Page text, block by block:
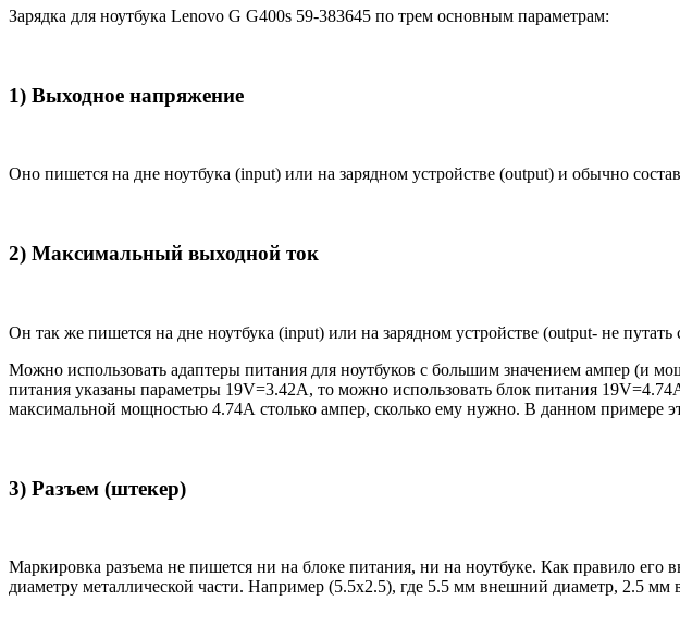
Зарядка для ноутбука Lenovo G G400s 59-383645 по трем основным параметрам:
1) Выходное напряжение
Оно пишется на дне ноутбука (input) или на зарядном устройстве (output) и обычно
2) Максимальный выходной ток
Он так же пишется на дне ноутбука (input) или на зарядном устройстве (output- не
Можно использовать адаптеры питания для ноутбуков с большим значением ампер (и
питания указаны параметры 19V=3.42A, то можно использовать блок питания
максимальной мощностью 4.74А столько ампер, сколько ему нужно. В данном примере
3) Разъем (штекер)
Маркировка разъема не пишется ни на блоке питания, ни на ноутбуке. Как правило
диаметру металлической части. Например (5.5x2.5), где 5.5 мм внешний диаметр, 2.5 мм